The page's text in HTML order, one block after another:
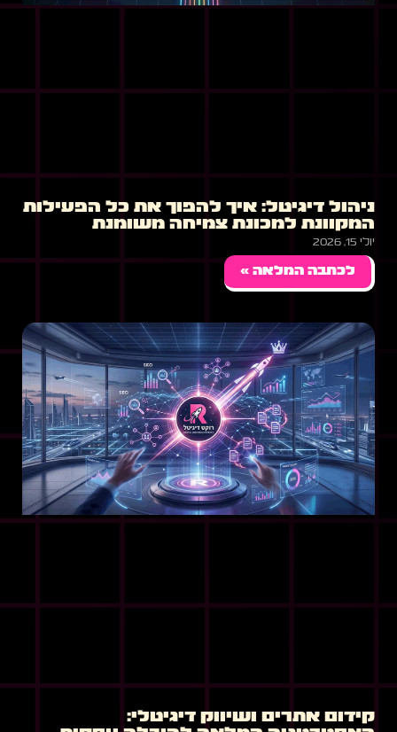
ניהול דיגיטל: איך להפוך את כל הפעילות
המקוונת למכונת צמיחה משומנת
יולי 15, 2026
לכתבה המלאה »
קידום אתרים ושיווק דיגיטלי: